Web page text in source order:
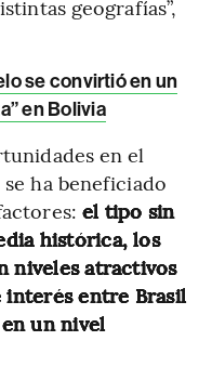
geografías”,
se convirtió en un
en Bolivia
en el
ha beneficiado
el tipo sin
histórica, los
niveles atractivos
entre Brasil
un nivel